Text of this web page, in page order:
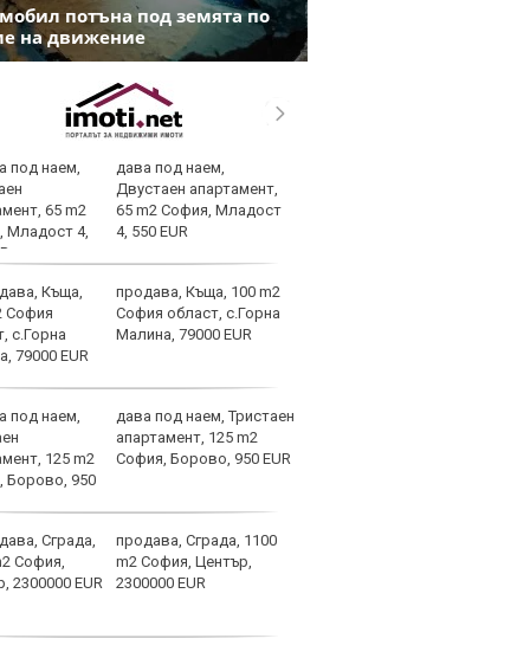
потъна под земята по
на движение
дава под наем,
Двустаен апартамент,
65 m2 София, Младост
4, 550 EUR
продава, Къща, 100 m2
София област, с.Горна
Малина, 79000 EUR
дава под наем, Тристаен
апартамент, 125 m2
София, Борово, 950 EUR
продава, Сграда, 1100
m2 София, Център,
2300000 EUR